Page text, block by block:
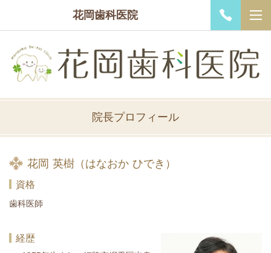
花岡歯科医院
院長プロフィール
花岡 英樹（はなおか ひでき）
資格
歯科医師
経歴